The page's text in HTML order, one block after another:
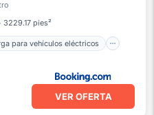
3229.17 pies²
para vehículos eléctricos
VER OFERTA